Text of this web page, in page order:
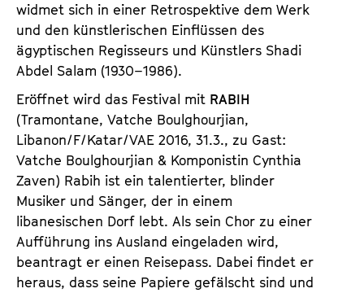
widmet sich in einer Retrospektive dem Werk
und den künstlerischen Einflüssen des
ägyptischen Regisseurs und Künstlers Shadi
Abdel Salam (1930–1986).
Eröffnet wird das Festival mit RABIH
(Tramontane, Vatche Boulghourjian,
Libanon/F/Katar/VAE 2016, 31.3., zu Gast:
Vatche Boulghourjian & Komponistin Cynthia
Zaven) Rabih ist ein talentierter, blinder
Musiker und Sänger, der in einem
libanesischen Dorf lebt. Als sein Chor zu einer
Aufführung ins Ausland eingeladen wird,
beantragt er einen Reisepass. Dabei findet er
heraus, dass seine Papiere gefälscht sind und